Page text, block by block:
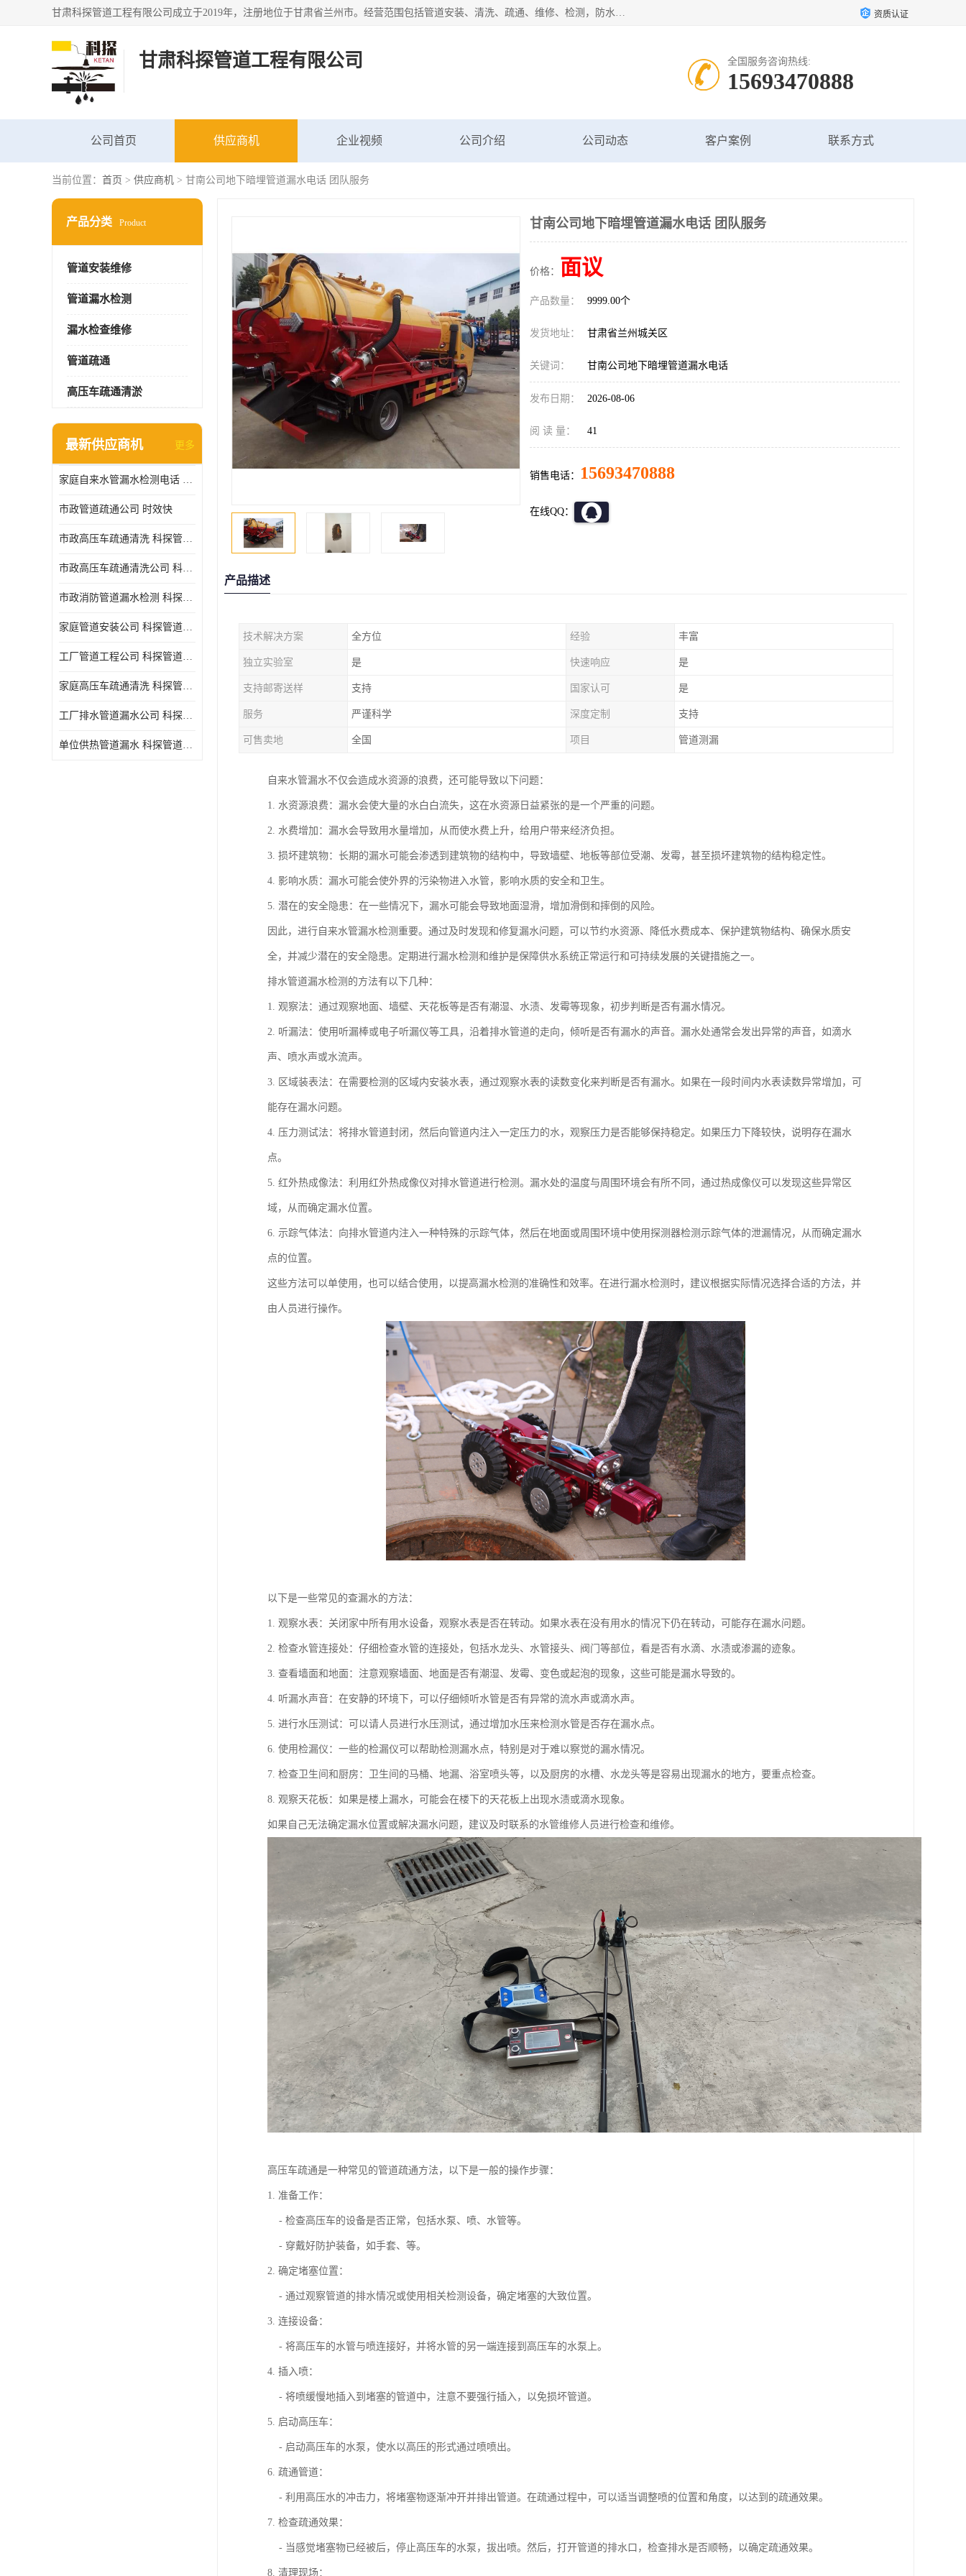
甘肃科探管道工程有限公司成立于2019年，注册地位于甘肃省兰州市。经营范围包括管道安装、清洗、疏通、维修、检测，防水工程，工程钻孔，化粪池清理，暖气安装，给排水管道安装维修，室内外管道如消防、供水、供热管道漏水检测定位，室内外防水堵漏等。 资质认证
甘肃科探管道工程有限公司 全国服务咨询热线:
15693470888
公司首页 供应商机 企业视频 公司介绍 公司动态 客户案例 联系方式
当前位置： 首页 > 供应商机 > 甘南公司地下暗埋管道漏水电话 团队服务
产品分类 Product
管道安装维修
管道漏水检测
漏水检查维修
管道疏通
高压车疏通清淤
最新供应商机 更多
家庭自来水管漏水检测电话 服务周到
市政管道疏通公司 时效快
市政高压车疏通清洗 科探管道工程 设备齐
市政高压车疏通清洗公司 科探管道工程 经验丰富
市政消防管道漏水检测 科探管道工程 快速上门
家庭管道安装公司 科探管道工程 团队服务
工厂管道工程公司 科探管道工程 时效快
家庭高压车疏通清洗 科探管道工程 服务周到
工厂排水管道漏水公司 科探管道工程 快速上门
单位供热管道漏水 科探管道工程 设备齐
甘南公司地下暗埋管道漏水电话 团队服务
价格： 面议
产品数量： 9999.00个
发货地址： 甘肃省兰州城关区
关键词： 甘南公司地下暗埋管道漏水电话
发布日期： 2026-08-06
阅 读 量： 41
销售电话： 15693470888
在线QQ：
产品描述
技术解决方案 全方位 经验 丰富
独立实验室 是 快速响应 是
支持邮寄送样 支持 国家认可 是
服务 严谨科学 深度定制 支持
可售卖地 全国 项目 管道测漏
自来水管漏水不仅会造成水资源的浪费，还可能导致以下问题：
1. 水资源浪费：漏水会使大量的水白白流失，这在水资源日益紧张的是一个严重的问题。
2. 水费增加：漏水会导致用水量增加，从而使水费上升，给用户带来经济负担。
3. 损坏建筑物：长期的漏水可能会渗透到建筑物的结构中，导致墙壁、地板等部位受潮、发霉，甚至损坏建筑物的结构稳定性。
4. 影响水质：漏水可能会使外界的污染物进入水管，影响水质的安全和卫生。
5. 潜在的安全隐患：在一些情况下，漏水可能会导致地面湿滑，增加滑倒和摔倒的风险。
因此，进行自来水管漏水检测重要。通过及时发现和修复漏水问题，可以节约水资源、降低水费成本、保护建筑物结构、确保水质安
全，并减少潜在的安全隐患。定期进行漏水检测和维护是保障供水系统正常运行和可持续发展的关键措施之一。
排水管道漏水检测的方法有以下几种：
1. 观察法：通过观察地面、墙壁、天花板等是否有潮湿、水渍、发霉等现象，初步判断是否有漏水情况。
2. 听漏法：使用听漏棒或电子听漏仪等工具，沿着排水管道的走向，倾听是否有漏水的声音。漏水处通常会发出异常的声音，如滴水
声、喷水声或水流声。
3. 区域装表法：在需要检测的区域内安装水表，通过观察水表的读数变化来判断是否有漏水。如果在一段时间内水表读数异常增加，可
能存在漏水问题。
4. 压力测试法：将排水管道封闭，然后向管道内注入一定压力的水，观察压力是否能够保持稳定。如果压力下降较快，说明存在漏水
点。
5. 红外热成像法：利用红外热成像仪对排水管道进行检测。漏水处的温度与周围环境会有所不同，通过热成像仪可以发现这些异常区
域，从而确定漏水位置。
6. 示踪气体法：向排水管道内注入一种特殊的示踪气体，然后在地面或周围环境中使用探测器检测示踪气体的泄漏情况，从而确定漏水
点的位置。
这些方法可以单使用，也可以结合使用，以提高漏水检测的准确性和效率。在进行漏水检测时，建议根据实际情况选择合适的方法，并
由人员进行操作。
以下是一些常见的查漏水的方法：
1. 观察水表：关闭家中所有用水设备，观察水表是否在转动。如果水表在没有用水的情况下仍在转动，可能存在漏水问题。
2. 检查水管连接处：仔细检查水管的连接处，包括水龙头、水管接头、阀门等部位，看是否有水滴、水渍或渗漏的迹象。
3. 查看墙面和地面：注意观察墙面、地面是否有潮湿、发霉、变色或起泡的现象，这些可能是漏水导致的。
4. 听漏水声音：在安静的环境下，可以仔细倾听水管是否有异常的流水声或滴水声。
5. 进行水压测试：可以请人员进行水压测试，通过增加水压来检测水管是否存在漏水点。
6. 使用检漏仪：一些的检漏仪可以帮助检测漏水点，特别是对于难以察觉的漏水情况。
7. 检查卫生间和厨房：卫生间的马桶、地漏、浴室喷头等，以及厨房的水槽、水龙头等是容易出现漏水的地方，要重点检查。
8. 观察天花板：如果是楼上漏水，可能会在楼下的天花板上出现水渍或滴水现象。
如果自己无法确定漏水位置或解决漏水问题，建议及时联系的水管维修人员进行检查和维修。
高压车疏通是一种常见的管道疏通方法，以下是一般的操作步骤：
1. 准备工作：
- 检查高压车的设备是否正常，包括水泵、喷、水管等。
- 穿戴好防护装备，如手套、等。
2. 确定堵塞位置：
- 通过观察管道的排水情况或使用相关检测设备，确定堵塞的大致位置。
3. 连接设备：
- 将高压车的水管与喷连接好，并将水管的另一端连接到高压车的水泵上。
4. 插入喷：
- 将喷缓慢地插入到堵塞的管道中，注意不要强行插入，以免损坏管道。
5. 启动高压车：
- 启动高压车的水泵，使水以高压的形式通过喷喷出。
6. 疏通管道：
- 利用高压水的冲击力，将堵塞物逐渐冲开并排出管道。在疏通过程中，可以适当调整喷的位置和角度，以达到的疏通效果。
7. 检查疏通效果：
- 当感觉堵塞物已经被后，停止高压车的水泵，拔出喷。然后，打开管道的排水口，检查排水是否顺畅，以确定疏通效果。
8. 清理现场：